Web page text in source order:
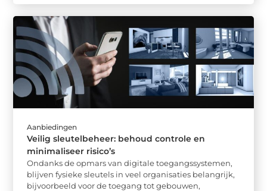
Aanbiedingen
Veilig sleutelbeheer: behoud controle en
minimaliseer risico’s
Ondanks de opmars van digitale toegangssystemen,
blijven fysieke sleutels in veel organisaties belangrijk,
bijvoorbeeld voor de toegang tot gebouwen,